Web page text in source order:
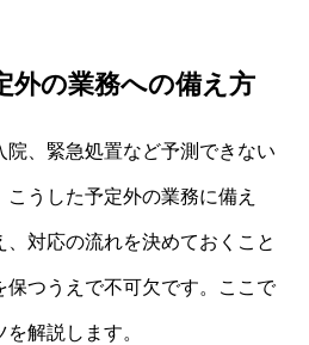
外の業務への備え方
、緊急処置など予測できない
うした予定外の業務に備え
対応の流れを決めておくこと
保つうえで不可欠です。ここで
解説します。